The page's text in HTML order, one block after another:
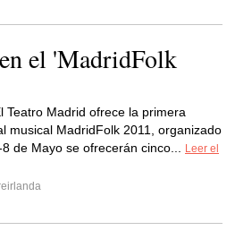
el 'MadridFolk
Teatro Madrid ofrece la primera
musical MadridFolk 2011, organizado
de Mayo se ofrecerán cinco...
Leer el